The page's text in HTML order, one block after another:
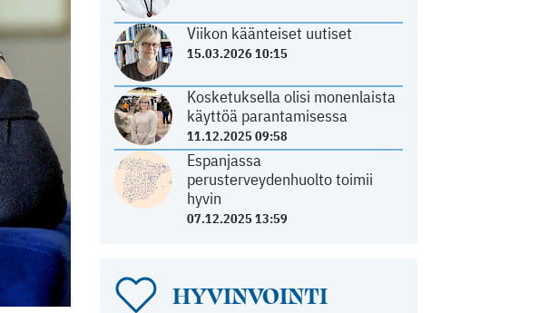
Viikon käänteiset uutiset
15.03.2026 10:15
Kosketuksella olisi monenlaista
käyttöä parantamisessa
11.12.2025 09:58
Espanjassa
perusterveydenhuolto toimii
hyvin
07.12.2025 13:59
HYVINVOINTI